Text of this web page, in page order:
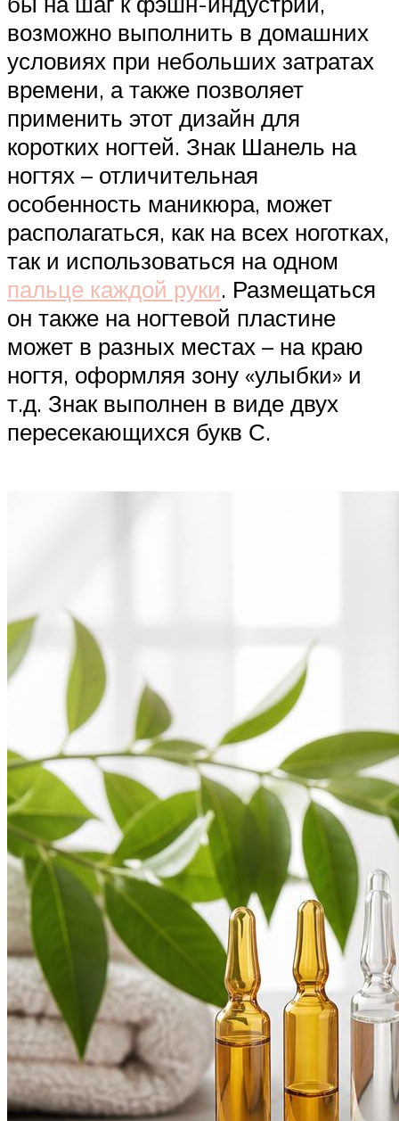
возможно выполнить в домашних
условиях при небольших затратах
времени, а также позволяет
применить этот дизайн для
коротких ногтей. Знак Шанель на
ногтях – отличительная
особенность маникюра, может
располагаться, как на всех ноготках,
так и использоваться на одном
пальце каждой руки. Размещаться
он также на ногтевой пластине
может в разных местах – на краю
ногтя, оформляя зону «улыбки» и
т.д. Знак выполнен в виде двух
пересекающихся букв С.